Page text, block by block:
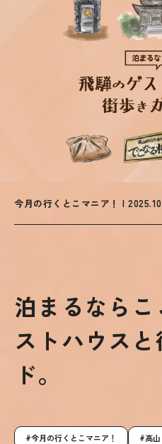
今月の行くとこマニア！ |
泊まるなら
ストハウス
ド。
今月の行くとこマニア！ 高山